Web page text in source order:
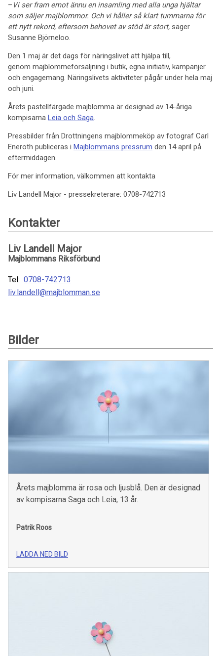
– Vi ser fram emot ännu en insamling med alla unga hjältar
som säljer majblommor. Och vi håller så klart tummarna för
ett nytt rekord, eftersom behovet av stöd är stort, säger
Susanne Björneloo.
Den 1 maj är det dags för näringslivet att hjälpa till,
genom majblommeförsäljning i butik, egna initiativ, kampanjer
och engagemang. Näringslivets aktiviteter pågår under hela maj
och juni.
Årets pastellfärgade majblomma är designad av 14-åriga
kompisarna Leia och Saga.
Pressbilder från Drottningens majblommeköp av fotograf Carl
Eneroth publiceras i Majblommans pressrum den 14 april på
eftermiddagen.
För mer information, välkommen att kontakta
Liv Landell Major - pressekreterare: 0708-742713
Kontakter
Liv Landell Major
Majblommans Riksförbund
Tel: 0708-742713
liv.landell@majblomman.se
Bilder
Årets majblomma är rosa och ljusblå. Den är designad
av kompisarna Saga och Leia, 13 år.
Patrik Roos
LADDA NED BILD